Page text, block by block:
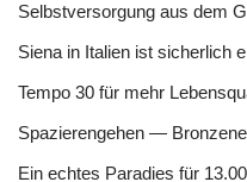
Selbstversorgung aus dem
Siena in Italien ist sicherlich
Tempo 30 für mehr
Spazierengehen —
Ein echtes Paradies für